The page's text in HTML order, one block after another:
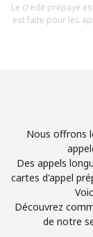
Restez en
Le crédit prépayé
est faite pour les
Nous offrons
Des appels
cartes d'appel
Découvrez
de notre